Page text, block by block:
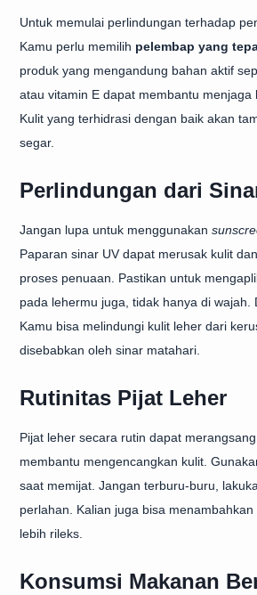
Untuk memulai perlindungan terhadap
Kamu perlu memilih pelembap yang
produk yang mengandung bahan aktif
atau vitamin E dapat membantu menjaga
Kulit yang terhidrasi dengan baik akan
segar.
Perlindungan dari
Jangan lupa untuk menggunakan
Paparan sinar UV dapat merusak kulit
proses penuaan. Pastikan untuk
pada lehermu juga, tidak hanya di wajah.
Kamu bisa melindungi kulit leher dari
disebabkan oleh sinar matahari.
Rutinitas Pijat Leher
Pijat leher secara rutin dapat
membantu mengencangkan kulit.
saat memijat. Jangan terburu-buru,
perlahan. Kalian juga bisa
lebih rileks.
Konsumsi Makanan